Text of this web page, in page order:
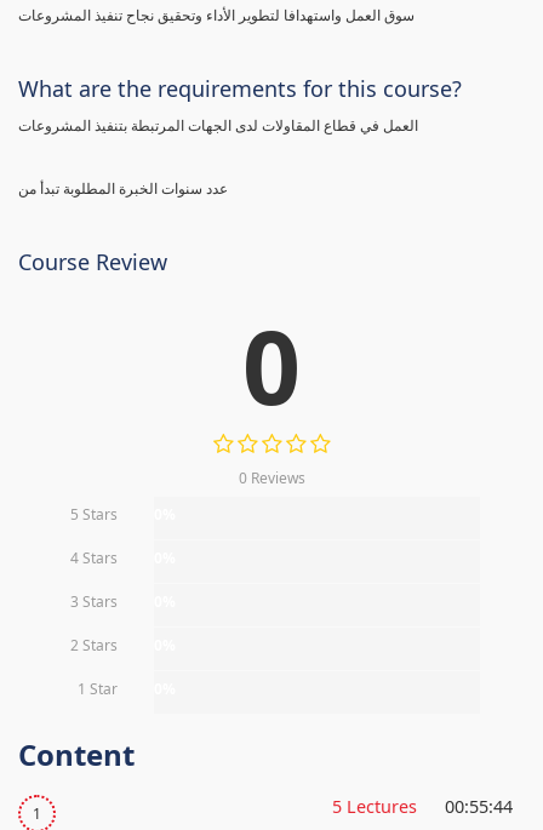
سوق العمل واستهدافا لتطوير الأداء وتحقيق نجاح تنفيذ المشروعات
What are the requirements for this course?
عدد سنوات الخبرة المطلوبة تبدأ من
Course Review
0
0 Reviews
5 Stars
4 Stars
3 Stars
2 Stars
1 Star
Content
1 5 Lectures 00:55:44